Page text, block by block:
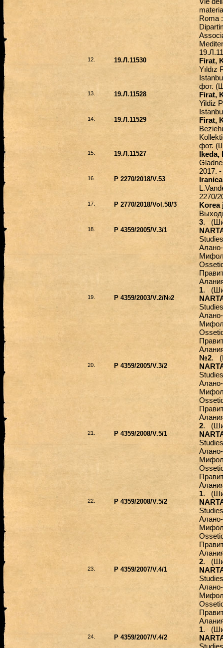
Roma
19.Л
12. 19.Л.11530
Firat,
Yıldız
фот.
13. 19.Л.11528
Firat,
Yildiz
14. 19.Л.11529
Firat,
фот.
15. 19.Л.11527
Ikeda,
2017.
16. Р 2270/2018/V.53
2270/
17. Р 2770/2018/Vol.58/3
Korea
3.
18. Р 4359/2005/V.3/1
1.
19. Р 4359/2003/V.2/№2
№2.
20. Р 4359/2005/V.3/2
2.
21. Р 4359/2008/V.5/1
1.
22. Р 4359/2008/V.5/2
2.
23. Р 4359/2007/V.4/1
1.
24. Р 4359/2007/V.4/2